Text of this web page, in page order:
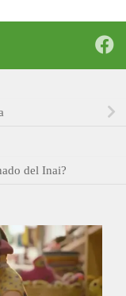
del Inai?